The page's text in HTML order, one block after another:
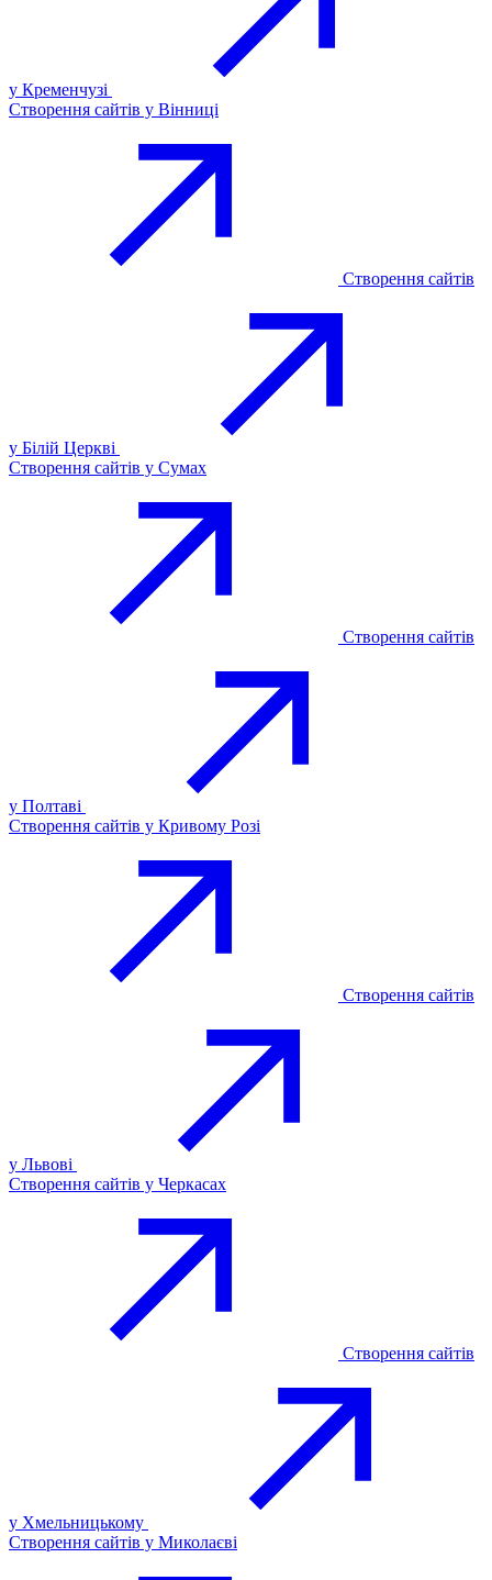
у Кременчузі
Створення сайтів у Вінниці
Створення сайтів
у Білій Церкві
Створення сайтів у Сумах
Створення сайтів
у Полтаві
Створення сайтів у Кривому Розі
Створення сайтів
у Львові
Створення сайтів у Черкасах
Створення сайтів
у Хмельницькому
Створення сайтів у Миколаєві